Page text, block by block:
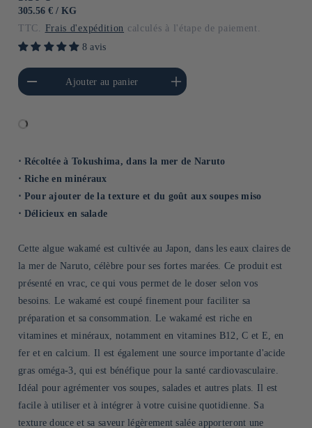
habituel
PRIX
305.56 € / PAR
KG
TTC. Frais d'expédition calculés à l'étape de paiement.
8 avis
quantité de Default
Title
Ajouter au panier
Augmenter la quantité de
Default Title
⋅ Récoltée à Tokushima, dans la mer de Naruto
⋅ Riche en minéraux
⋅ Pour ajouter de la texture et du goût aux soupes miso
⋅ Délicieux en salade
Cette algue wakamé est cultivée au Japon, dans les eaux claires de
la mer de Naruto, célèbre pour ses fortes marées. Ce produit est
présenté en vrac, ce qui vous permet de le doser selon vos
besoins. Le wakamé est coupé finement pour faciliter sa
préparation et sa consommation. Le wakamé est riche en
vitamines et minéraux, notamment en vitamines B12, C et E, en
fer et en calcium. Il est également une source importante d'acide
gras oméga-3, qui est bénéfique pour la santé cardiovasculaire.
Idéal pour agrémenter vos soupes, salades et autres plats. Il est
facile à utiliser et à intégrer à votre cuisine quotidienne. Sa
texture douce et sa saveur légèrement salée apporteront une